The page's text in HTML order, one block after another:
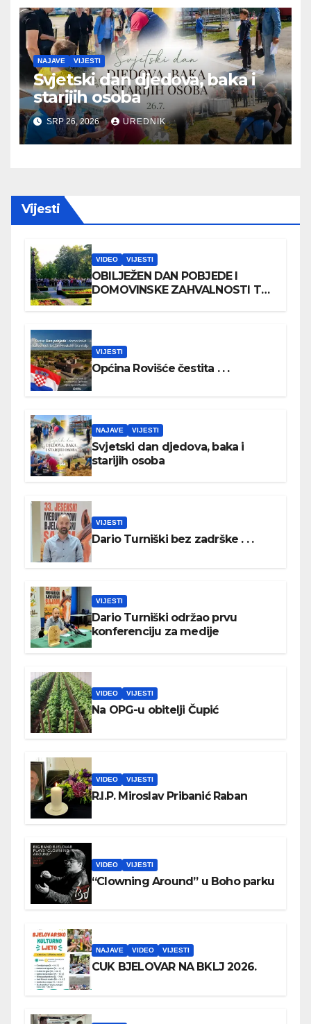
NAJAVE VIJESTI
Svjetski dan djedova, baka i
starijih osoba
SRP 26, 2026 UREDNIK
Vijesti
VIDEO VIJESTI
OBILJEŽEN DAN POBJEDE I
DOMOVINSKE ZAHVALNOSTI TE
VIJESTI
Općina Rovišće čestita . . .
NAJAVE VIJESTI
Svjetski dan djedova, baka i
starijih osoba
VIJESTI
Dario Turniški bez zadrške . . .
VIJESTI
Dario Turniški održao prvu
konferenciju za medije
VIDEO VIJESTI
Na OPG-u obitelji Čupić
VIDEO VIJESTI
R.I.P. Miroslav Pribanić Raban
VIDEO VIJESTI
“Clowning Around” u Boho parku
NAJAVE VIDEO VIJESTI
CUK BJELOVAR NA BKLJ 2026.